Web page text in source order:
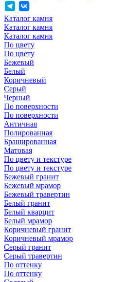
Каталог камня
Каталог камня
Каталог камня
По цвету
По цвету
Бежевый
Белый
Коричневый
Серый
Черный
По поверхности
По поверхности
Античная
Полированная
Брашированная
Матовая
По цвету и текстуре
По цвету и текстуре
Бежевый гранит
Бежевый мрамор
Бежевый травертин
Белый гранит
Белый кварцит
Белый мрамор
Коричневый гранит
Коричневый мрамор
Серый гранит
Серый травертин
По оттенку
По оттенку